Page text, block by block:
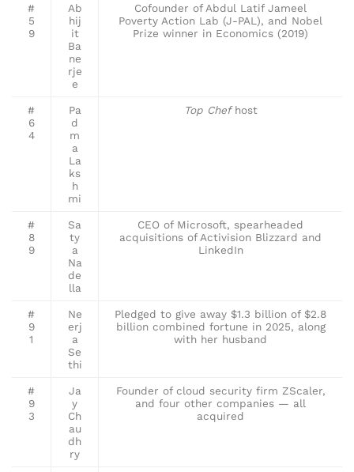
#
5
9
Ab
hij
it
Ba
ne
rje
e
Cofounder of Abdul Latif Jameel
Poverty Action Lab (J-PAL), and Nobel
Prize winner in Economics (2019)
#
6
4
Pa
d
m
a
La
ks
h
mi
Top Chefhost
#
8
9
Sa
ty
a
Na
de
lla
CEO of Microsoft, spearheaded
acquisitions of Activision Blizzard and
LinkedIn
#
9
1
Ne
erj
a
Se
thi
Pledged to give away $1.3 billion of $2.8
billion combined fortune in 2025, along
with her husband
#
9
3
Ja
y
Ch
au
dh
ry
Founder of cloud security firm ZScaler,
and four other companies — all
acquired